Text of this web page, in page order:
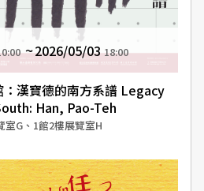
2026/05/03 18:00
漢寶德的南方系譜 Legacy
Han, Pao-Teh
室G、1館2樓展覽室H